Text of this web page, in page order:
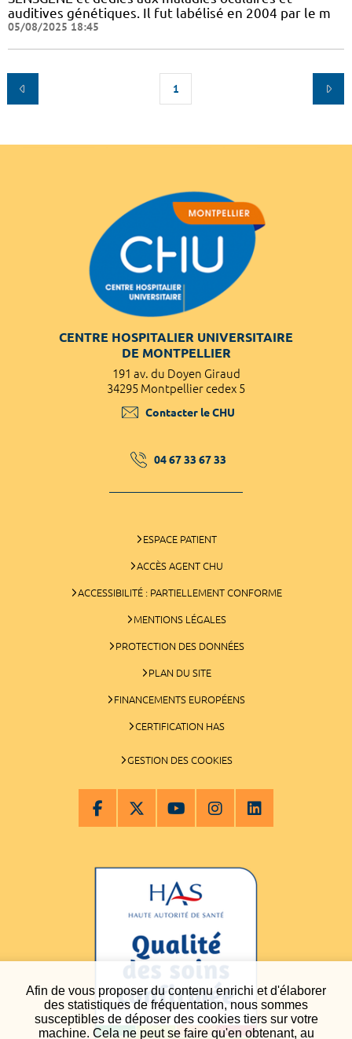
Afin de vous proposer du contenu enrichi et d'élaborer
des statistiques de fréquentation, nous sommes
susceptibles de déposer des cookies tiers sur votre
machine. Cela ne peut se faire qu'en obtenant, au
auditives génétiques. Il fut labélisé en 2004 par le m
05/08/2025 18:45
1
CENTRE HOSPITALIER UNIVERSITAIRE
DE MONTPELLIER
191 av. du Doyen Giraud
34295 Montpellier cedex 5
Contacter le CHU
04 67 33 67 33
ESPACE PATIENT
ACCÈS AGENT CHU
ACCESSIBILITÉ : PARTIELLEMENT CONFORME
MENTIONS LÉGALES
PROTECTION DES DONNÉES
PLAN DU SITE
FINANCEMENTS EUROPÉENS
CERTIFICATION HAS
GESTION DES COOKIES